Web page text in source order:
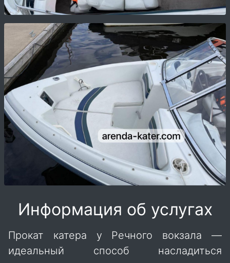
Информация об услугах
Прокат катера у Речного вокзала —
идеальный способ насладиться